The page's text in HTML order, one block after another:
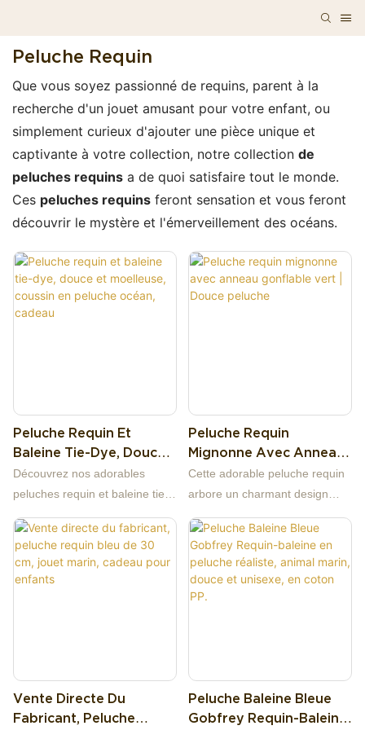
Peluche Requin
Que vous soyez passionné de requins, parent à la
recherche d'un jouet amusant pour votre enfant, ou
simplement curieux d'ajouter une pièce unique et
captivante à votre collection, notre collection de
peluches requins a de quoi satisfaire tout le monde.
Ces peluches requins feront sensation et vous feront
découvrir le mystère et l'émerveillement des océans.
Peluche Requin Et
Baleine Tie-Dye, Douce
Et Moelleuse, Coussin En
Peluche Océan, Cadeau
Découvrez nos adorables
peluches requin et baleine tie-
conçus pour les amoureux de
l'océan et les collectionneurs
de peluches, sont
coton PP haute élasticité, ils
conservent leur forme et leur
moelleux pour des câlins
Peluche Requin
Mignonne Avec Anneau
Gonflable Vert | Douce
Peluche
Cette adorable peluche requin
arbore un charmant design
le dos, blanc sur le ventre, et
ses grands yeux noirs ronds
ainsi que son expression
amicale lui confèrent une
ce petit requin était prêt pour
les jeux aquatiques.
Confectionnée en peluche
Vente Directe Du
Fabricant, Peluche
Peluche Baleine Bleue
Gobfrey Requin-Baleine